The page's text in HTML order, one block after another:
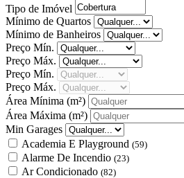
Tipo de Imóvel
Mínimo de Quartos
Mínimo de Banheiros
Preço Mín.
Preço Máx.
Preço Mín.
Preço Máx.
Área Mínima (m²)
Área Máxima (m²)
Min Garages
Academia E Playground (59)
Alarme De Incendio (23)
Ar Condicionado (82)